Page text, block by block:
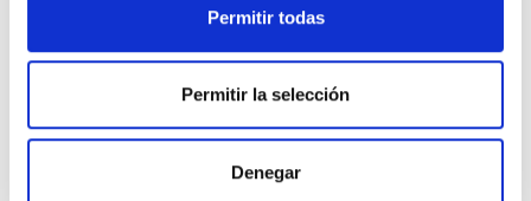
Permitir todas
Permitir la selección
Denegar